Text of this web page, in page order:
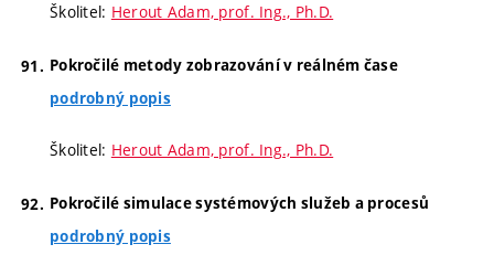
Školitel: Herout Adam, prof. Ing., Ph.D.
Pokročilé metody zobrazování v reálném čase
podrobný popis
Školitel: Herout Adam, prof. Ing., Ph.D.
Pokročilé simulace systémových služeb a procesů
podrobný popis